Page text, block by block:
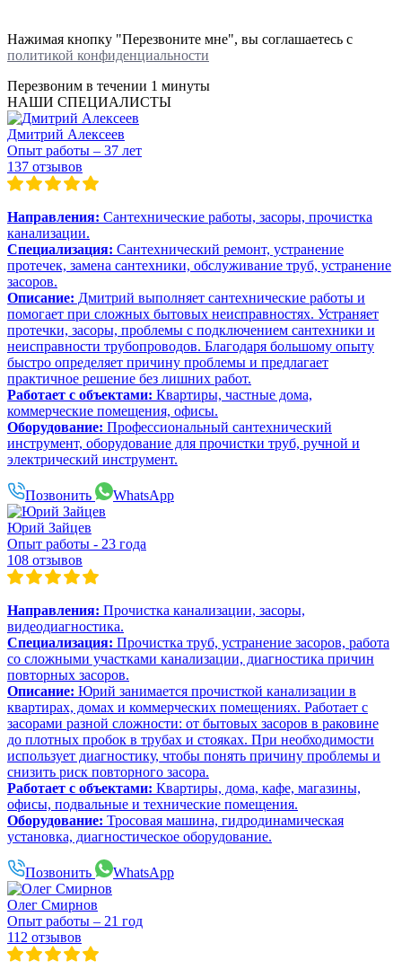
Нажимая кнопку "Перезвоните мне", вы соглашаетесь с
политикой конфиденциальности
Перезвоним в течении 1 минуты
НАШИ СПЕЦИАЛИСТЫ
Дмитрий Алексеев
Опыт работы – 37 лет
137 отзывов
Направления: Сантехнические работы, засоры, прочистка
канализации.
Специализация: Сантехнический ремонт, устранение
протечек, замена сантехники, обслуживание труб, устранение
засоров.
Описание: Дмитрий выполняет сантехнические работы и
помогает при сложных бытовых неисправностях. Устраняет
протечки, засоры, проблемы с подключением сантехники и
неисправности трубопроводов. Благодаря большому опыту
быстро определяет причину проблемы и предлагает
практичное решение без лишних работ.
Работает с объектами: Квартиры, частные дома,
коммерческие помещения, офисы.
Оборудование: Профессиональный сантехнический
инструмент, оборудование для прочистки труб, ручной и
электрический инструмент.
Позвонить WhatsApp
Юрий Зайцев
Опыт работы - 23 года
108 отзывов
Направления: Прочистка канализации, засоры,
видеодиагностика.
Специализация: Прочистка труб, устранение засоров, работа
со сложными участками канализации, диагностика причин
повторных засоров.
Описание: Юрий занимается прочисткой канализации в
квартирах, домах и коммерческих помещениях. Работает с
засорами разной сложности: от бытовых засоров в раковине
до плотных пробок в трубах и стояках. При необходимости
использует диагностику, чтобы понять причину проблемы и
снизить риск повторного засора.
Работает с объектами: Квартиры, дома, кафе, магазины,
офисы, подвальные и технические помещения.
Оборудование: Тросовая машина, гидродинамическая
установка, диагностическое оборудование.
Позвонить WhatsApp
Олег Смирнов
Опыт работы – 21 год
112 отзывов